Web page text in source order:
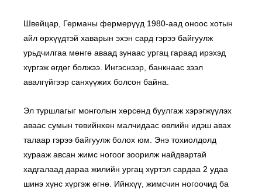
Швейцар, Германы фермерүүд 1980-аад оноос хотын
айл өрхүүдтэй хаварын эхэн сард гэрээ байгуулж
урьдчилгаа мөнгө аваад зунаас ургац гараад ирэхэд
хүргэж өгдөг болжээ. Ингэснээр, банкнаас зээл
авалгүйгээр санхүүжих болсон байна.
Эл туршлагыг монголын хөрсөнд буулгаж хэрэгжүүлэх
аваас сумын төвийнхөн малчидаас өвлийн идэш авах
талаар гэрээ байгуулж болох юм. Энэ тохиолдолд
хурааж авсан жимс ногоог зоорилж найдвартай
хадгалаад дараа жилийн ургац хүртэл сардаа 2 удаа
шинэ хүнс хүргэж өгнө. Ийнхүү, жимсчин ногоочид ба